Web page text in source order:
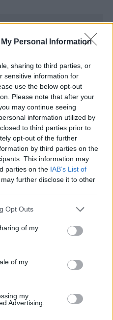
Personal Information
sharing to third parties, or
sensitive information for
use the below opt-out
Please note that after your
may continue seeing
information utilized by
to third parties prior to
opt-out of the further
by third parties on the
This information may
parties on the IAB’s List of
further disclose it to other
Opt Outs
of my
of my
my
Advertising.